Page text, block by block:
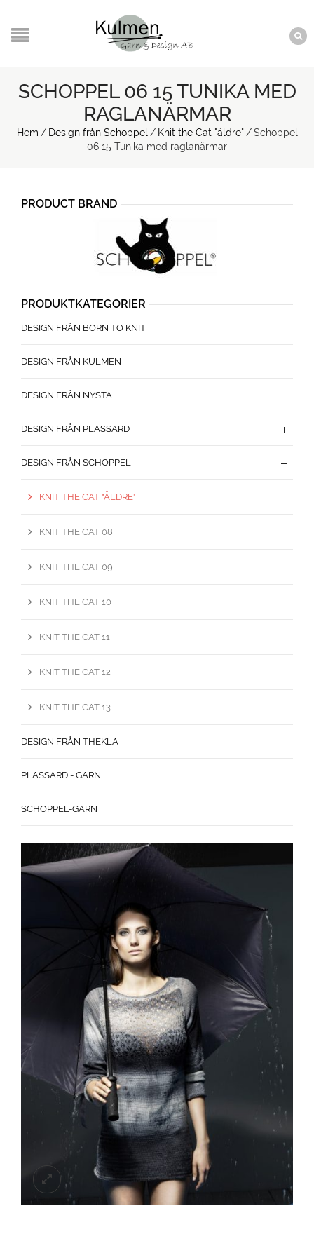
SCHOPPEL 06 15 TUNIKA MED
RAGLANÄRMAR
Hem / Design från Schoppel / Knit the Cat "äldre" / Schoppel
06 15 Tunika med raglanärmar
PRODUCT BRAND
PRODUKTKATEGORIER
DESIGN FRÅN BORN TO KNIT
DESIGN FRÅN KULMEN
DESIGN FRÅN NYSTA
DESIGN FRÅN PLASSARD
DESIGN FRÅN SCHOPPEL
KNIT THE CAT "ÄLDRE"
KNIT THE CAT 08
KNIT THE CAT 09
KNIT THE CAT 10
KNIT THE CAT 11
KNIT THE CAT 12
KNIT THE CAT 13
DESIGN FRÅN THEKLA
PLASSARD - GARN
SCHOPPEL-GARN